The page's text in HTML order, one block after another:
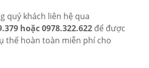
quý khách liên hệ qua
hoặc 0978.322.622 để được
thể hoàn toàn miễn phí cho